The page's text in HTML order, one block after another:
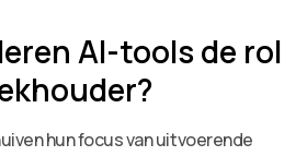
AI-tools de rol
hun focus van uitvoerende